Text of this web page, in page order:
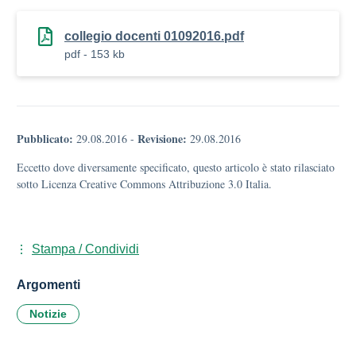
collegio docenti 01092016.pdf
pdf - 153 kb
Pubblicato: 29.08.2016 - Revisione: 29.08.2016
Eccetto dove diversamente specificato, questo articolo è stato rilasciato
sotto Licenza Creative Commons Attribuzione 3.0 Italia.
Stampa / Condividi
Argomenti
Notizie